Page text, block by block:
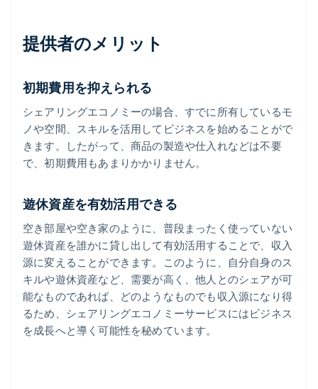
提供者のメリット
初期費用を抑えられる
シェアリングエコノミーの場合、すでに所有しているモ
ノや空間、スキルを活用してビジネスを始めることがで
きます。したがって、商品の製造や仕入れなどは不要
で、初期費用もあまりかかりません。
遊休資産を有効活用できる
空き部屋や空き家のように、普段まったく使っていない
遊休資産を誰かに貸し出して有効活用することで、収入
源に変えることができます。このように、自分自身のス
キルや遊休資産など、需要が高く、他人とのシェアが可
能なものであれば、どのようなものでも収入源になり得
るため、シェアリングエコノミーサービスにはビジネス
を成長へと導く可能性を秘めています。